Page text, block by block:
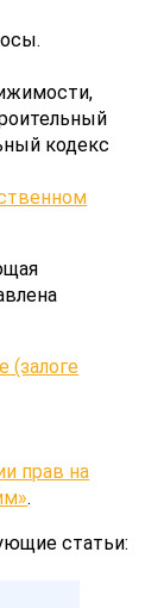
кодекс
(залоге
прав на
.
статьи: